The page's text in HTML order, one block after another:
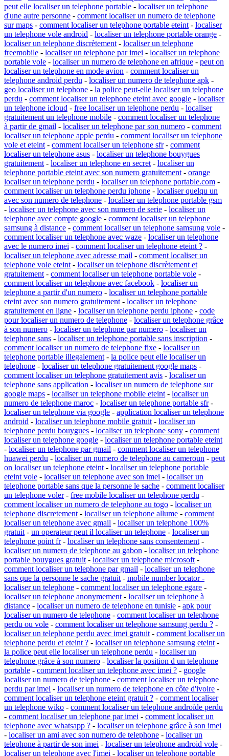
peut elle localiser un telephone portable - localiser un telephone
d'une autre personne - comment localiser un numero de telephone
sur maps - comment localiser un telephone portable eteint - localiser
un telephone vole android - localiser un telephone portable orange -
localiser un telephone discrètement - localiser un telephone
freemobile - localiser un telephone par imei - localiser un telephone
portable vole - localiser un numero de telephone en afrique - peut on
localiser un telephone en mode avion - comment localiser un
telephone android perdu - localiser un numero de telephone apk -
geo localiser un telephone - la police peut-elle localiser un telephone
perdu - comment localiser un telephone eteint avec google - localiser
un telephone icloud - free localiser un telephone perdu - localiser
gratuitement un telephone mobile - comment localiser un telephone
à partir de gmail - localiser un telephone par son numero - comment
localiser un telephone apple perdu - comment localiser un telephone
vole et eteint - comment localiser un telephone sfr- comment
localiser un telephone asus - localiser un telephone bouygues
gratuitement - localiser un telephone en secret - localiser un
telephone portable eteint avec son numero gratuitement - orange
localiser un telephone perdu - localiser un telephone portable.com -
comment localiser un telephone perdu iphone - localiser quelqu un
avec son numero de telephone - localiser un telephone portable gsm
- localiser un telephone avec son numero de serie - localiser un
telephone avec compte google - comment localiser un telephone
samsung à distance - comment localiser un telephone samsung vole -
comment localiser un telephone avec waze - localiser un telephone
avec le numero imei - comment localiser un telephone eteint ? -
localiser un telephone avec adresse mail - comment localiser un
telephone vole eteint - localiser un telephone discrètement et
gratuitement - comment localiser un telephone portable vole -
comment localiser un telephone avec facebook - localiser un
telephone a partir d'un numero - localiser un telephone portable
eteint avec son numero gratuitement - localiser un telephone
gratuitement en ligne - localiser un telephone perdu iphone - code
pour localiser un numero de telephone - localiser un telephone grâce
à son numero - localiser un telephone par numero - localiser un
telephone sans - localiser un telephone portable sans inscription -
comment localiser un numero de telephone fixe - localiser un
telephone portable illegalement - la police peut elle localiser un
telephone - localiser un telephone gratuitement google maps -
comment localiser un telephone gratuitement avis - localiser un
telephone sans application - localiser un numero de telephone sur
google maps - localiser un telephone mobile eteint - localiser un
numero de telephone maroc - localiser un telephone portable sfr-
localiser un telephone via google - application localiser un telephone
android - localiser un telephone mobile gratuit - localiser un
telephone perdu bouygues - localiser un telephone sony - comment
localiser un telephone google - localiser un telephone portable eteint
- localiser un telephone par gmail - comment localiser un telephone
huawei perdu - localiser un numero de telephone au cameroun - peut
on localiser un telephone eteint - localiser un telephone portable
eteint vole - localiser un telephone avec son imei - localiser un
telephone portable sans que la personne le sache - comment localiser
un telephone voler- free mobile localiser un telephone perdu -
comment localiser un numero de telephone au togo - localiser un
telephone discretement - localiser un telephone allume - comment
localiser un telephone avec gmail - localiser un telephone 100%
gratuit - un operateur peut il localiser un telephone - localiser un
telephone point fr- localiser un telephone sans consentement -
localiser un numero de telephone au gabon - localiser un telephone
portable bouygues gratuit - localiser un telephone microsoft -
comment localiser un telephone par gmail - localiser un telephone
sans que la personne le sache gratuit - mobile number locator -
localiser un telephone - comment localiser un telephone egare -
localiser un telephone anonymement - localiser un telephone à
distance - localiser un numero de telephone en tunisie - apk pour
localiser un numero de telephone - comment localiser un telephone
perdu ou vole - comment localiser un telephone samsung perdu ? -
localiser un telephone perdu avec imei gratuit - comment localiser un
telephone perdu et eteint ? - localiser un telephone samsung eteint -
la police peut elle localiser un telephone perdu - localiser un
telephone grâce à son numero - localiser la position d un telephone
portable - comment localiser un telephone avec imei ? - google
localiser un numero de telephone - comment localiser un telephone
perdu par imei - localiser un numero de telephone en côte d'ivoire -
comment localiser un telephone eteint gratuit ? - comment localiser
un telephone wiko - comment localiser un telephone androïde perdu
- comment localiser un telephone par imei - comment localiser un
telephone avec whatsapp ? - localiser un telephone grâce à son imei
- localiser un ami avec son numero de telephone - localiser un
telephone à partir de son imei - localiser un telephone android vole -
localiser un telephone avec l'imei - localiser un telephone portable